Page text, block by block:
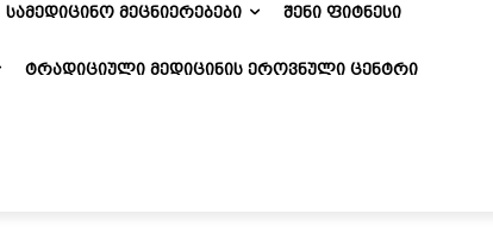
ᲡᲐᲛᲔᲓᲘᲪᲘᲜᲝ ᲛᲔᲪᲜᲘᲔᲠᲔᲑᲔᲑᲘ ᲨᲔᲜᲘ ᲤᲘᲢᲜᲔᲡᲘ
ᲢᲠᲐᲓᲘᲪᲘᲣᲚᲘ ᲛᲔᲓᲘᲪᲘᲜᲘᲡ ᲔᲠᲝᲕᲜᲣᲚᲘ ᲪᲔᲜᲢᲠᲘ